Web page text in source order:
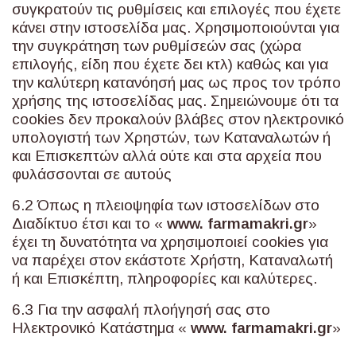
συγκρατούν τις ρυθμίσεις και επιλογές που έχετε
κάνει στην ιστοσελίδα μας. Χρησιμοποιούνται για
την συγκράτηση των ρυθμίσεών σας (χώρα
επιλογής, είδη που έχετε δει κτλ) καθώς και για
την καλύτερη κατανόησή μας ως προς τον τρόπο
χρήσης της ιστοσελίδας μας. Σημειώνουμε ότι τα
cookies δεν προκαλούν βλάβες στον ηλεκτρονικό
υπολογιστή των Χρηστών, των Καταναλωτών ή
και Επισκεπτών αλλά ούτε και στα αρχεία που
φυλάσσονται σε αυτούς
6.2 Όπως η πλειοψηφία των ιστοσελίδων στο
Διαδίκτυο έτσι και το « www. farmamakri.gr»
έχει τη δυνατότητα να χρησιμοποιεί cookies για
να παρέχει στον εκάστοτε Χρήστη, Καταναλωτή
ή και Επισκέπτη, πληροφορίες και καλύτερες.
6.3 Για την ασφαλή πλοήγησή σας στο
Ηλεκτρονικό Κατάστημα « www. farmamakri.gr»